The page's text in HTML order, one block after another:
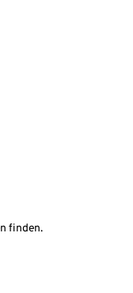
finden.